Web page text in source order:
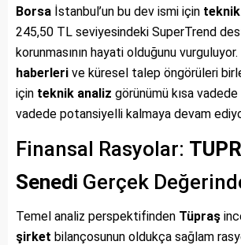
Borsa İstanbul’un bu dev ismi için
245,50 TL seviyesindeki SuperTrend
korunmasının hayati olduğunu vurguluyor.
haberleri ve küresel talep öngörüleri
için teknik analiz görünümü kısa
vadede potansiyelli kalmaya devam
Finansal Rasyolar:
Senedi Gerçek
Temel analiz perspektifinden Tüpraş
şirket bilançosunun oldukça sağlam